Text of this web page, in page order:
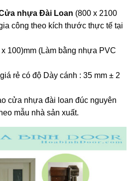
nhựa Đài Loan (800 x 2100
công theo kích thước thực tế tại
100)mm (Làm bằng nhựa PVC
rẻ có độ Dày cánh : 35 mm ± 2
cửa nhựa đài loan đúc nguyên
mẫu nhà sản xuất.